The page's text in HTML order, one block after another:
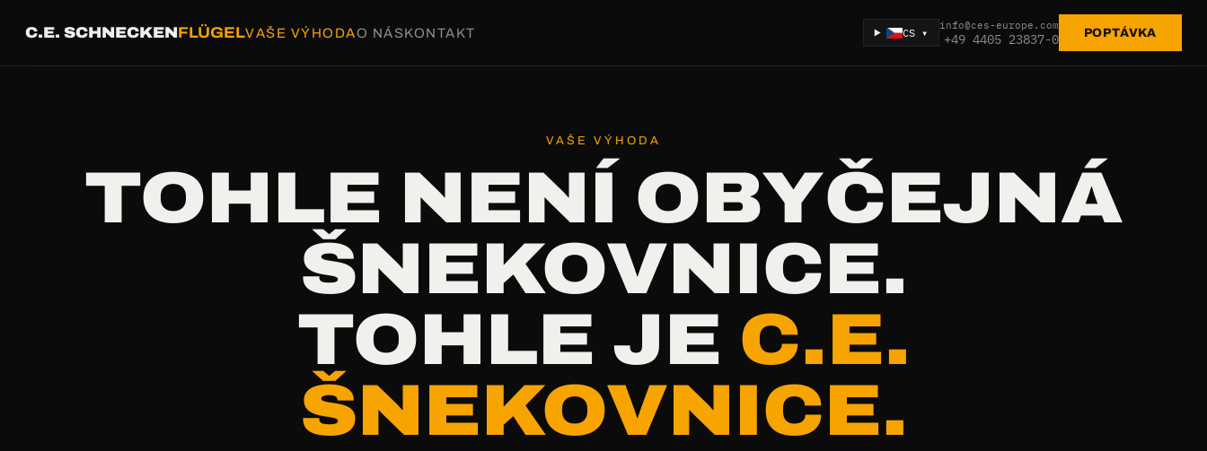
C.E. SCHNECKENFLÜGELVAŠE VÝHODAO NÁSKONTAKT CS ▾
info@ces-europe.com
+49 4405 23837-0 POPTÁVKA
VAŠE VÝHODA
TOHLE NENÍ OBYČEJNÁ
ŠNEKOVNICE.
TOHLE JE C.E.
ŠNEKOVNICE.